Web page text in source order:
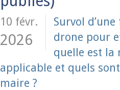
10 févr.
2026
Survol
drone pour
quelle est la
applicable et quels
maire ?